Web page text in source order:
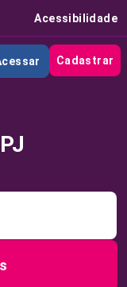
Acessibilidade
Cadastrar